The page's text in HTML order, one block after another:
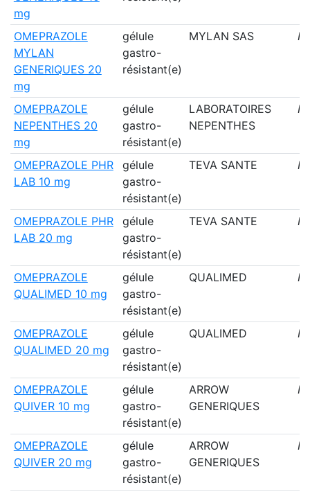
mg
OMEPRAZOLE
MYLAN
GENERIQUES 20
mg
gélule
gastro-
résistant(e)
MYLAN SAS
OMEPRAZOLE
NEPENTHES 20
mg
gélule
gastro-
résistant(e)
LABORATOIRES
NEPENTHES
OMEPRAZOLE PHR
LAB 10 mg
gélule
gastro-
résistant(e)
TEVA SANTE
OMEPRAZOLE PHR
LAB 20 mg
gélule
gastro-
résistant(e)
TEVA SANTE
OMEPRAZOLE
QUALIMED 10 mg
gélule
gastro-
résistant(e)
QUALIMED
OMEPRAZOLE
QUALIMED 20 mg
gélule
gastro-
résistant(e)
QUALIMED
OMEPRAZOLE
QUIVER 10 mg
gélule
gastro-
résistant(e)
ARROW
GENERIQUES
OMEPRAZOLE
QUIVER 20 mg
gélule
gastro-
résistant(e)
ARROW
GENERIQUES